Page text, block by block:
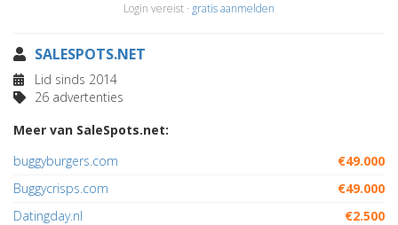
Login vereist · gratis aanmelden
SALESPOTS.NET
Lid sinds 2014
26 advertenties
Meer van SaleSpots.net:
buggyburgers.com
€49.000
Buggycrisps.com
€49.000
Datingday.nl
€2.500